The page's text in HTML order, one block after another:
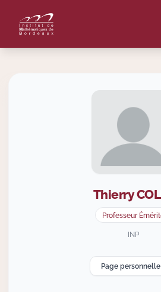
Thierry
Professeur
INP
Page personnelle